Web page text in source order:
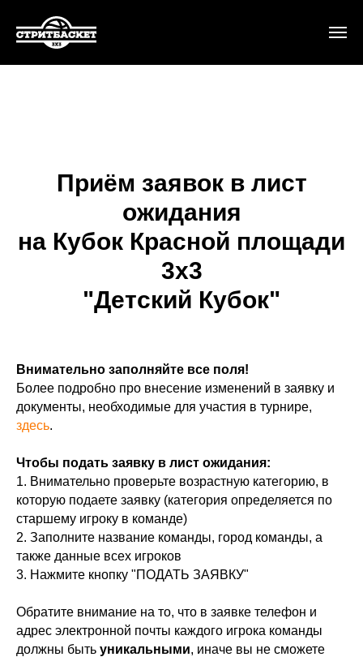
Приём заявок в лист
ожидания
на Кубок Красной площади
3х3
"Детский Кубок"
Внимательно заполняйте все поля!
Более подробно про внесение изменений в заявку и
документы, необходимые для участия в турнире,
здесь.
Чтобы подать заявку в лист ожидания:
1. Внимательно проверьте возрастную категорию, в
которую подаете заявку (категория определяется по
старшему игроку в команде)
2. Заполните название команды, город команды, а
также данные всех игроков
3. Нажмите кнопку "ПОДАТЬ ЗАЯВКУ"
Обратите внимание на то, что в заявке телефон и
адрес электронной почты каждого игрока команды
должны быть уникальными, иначе вы не сможете